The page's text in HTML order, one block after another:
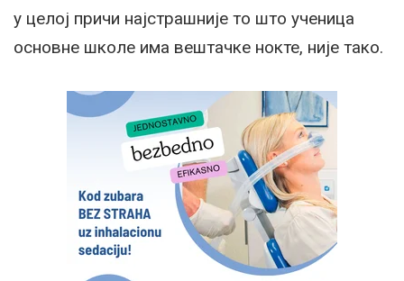
у целој причи најстрашније то што ученица
основне школе има вештачке нокте, није тако.